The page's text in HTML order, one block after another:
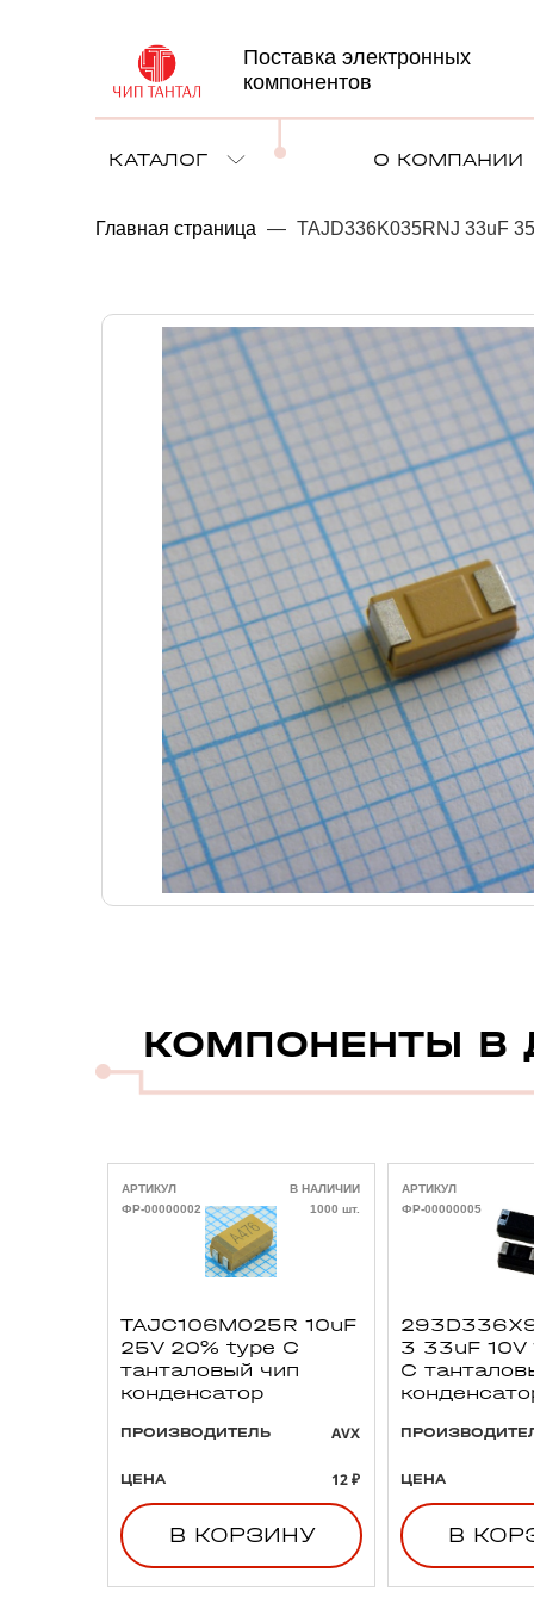
Поставка электронных
компонентов
КАТАЛОГ О КОМПАНИИ
Главная страница — TAJD336K035RNJ 33uF
КОМПОНЕНТЫ В
АРТИКУЛ
ФР-00000002
В НАЛИЧИИ
1000 шт.
TAJC106M025R 10uF
25V 20% type C
танталовый чип
конденсатор
ПРОИЗВОДИТЕЛЬ AVX
ЦЕНА 12 ₽
В КОРЗИНУ
АРТИКУЛ
ФР-00000005
3 33uF 10V
C
ЦЕНА
В